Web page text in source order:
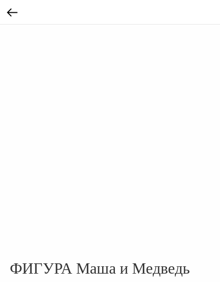
ФИГУРА Маша и Медведь